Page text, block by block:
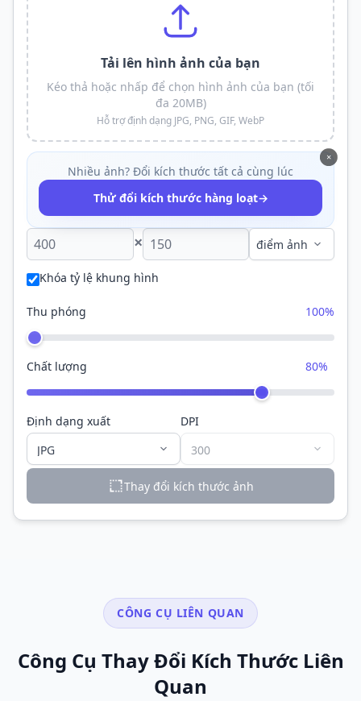
Tải lên hình ảnh của bạn
Kéo thả hoặc nhấp để chọn hình ảnh của bạn (tối
đa 20MB)
Hỗ trợ định dạng JPG, PNG, GIF, WebP
×
Nhiều ảnh? Đổi kích thước tất cả cùng lúc
Thử đổi kích thước hàng loạt→
×
Khóa tỷ lệ khung hình
Thu phóng 100%
Chất lượng 80%
Định dạng xuất DPI
Thay đổi kích thước ảnh
CÔNG CỤ LIÊN QUAN
Công Cụ Thay Đổi Kích Thước Liên
Quan